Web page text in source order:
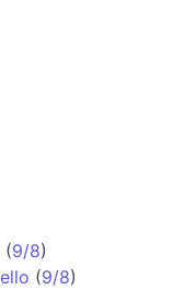
(9/8)
(9/8)